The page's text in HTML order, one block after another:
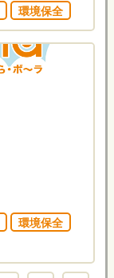
環境保全
環境保全